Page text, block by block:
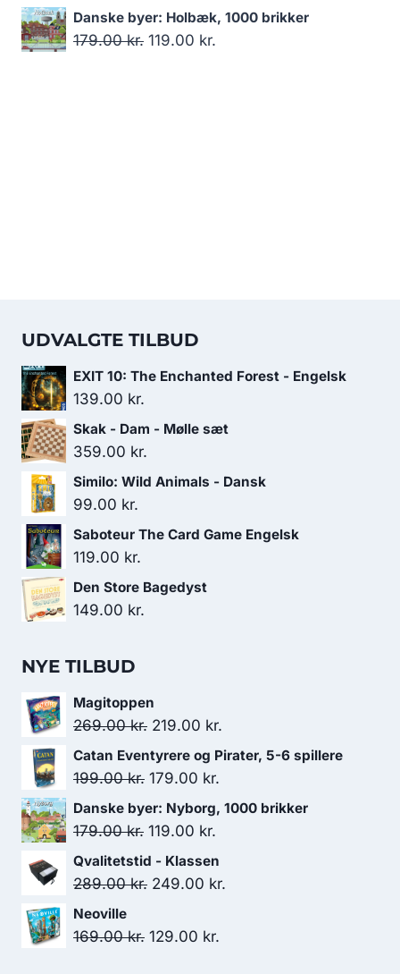
259.00 kr..
oprindelige
pris
aktuelle
Danske byer: Holbæk, 1000 brikker
179.00kr. Den
119.00 kr.
UDVALGTE TILBUD
EXIT 10: The Enchanted Forest - Engelsk
139.00 kr.
Skak - Dam - Mølle sæt
359.00 kr.
Similo: Wild Animals - Dansk
99.00 kr.
Saboteur The Card Game Engelsk
119.00 kr.
Den Store Bagedyst
149.00 kr.
NYE TILBUD
Magitoppen
269.00kr. Den
oprindelige
pris
269.00 kr..
219.00 kr.
aktuelle
Catan Eventyrere og Pirater, 5-6 spillere
199.00kr. Den
oprindelige
pris
199.00 kr..
179.00 kr.
aktuelle
Danske byer: Nyborg, 1000 brikker
179.00kr. Den
oprindelige
pris
179.00 kr..
119.00 kr.
aktuelle
pris
Qvalitetstid - Klassen
289.00kr. Den
pris
249.00 kr.
Neoville
169.00kr. Den
129.00 kr.